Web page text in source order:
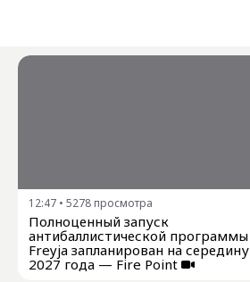
12:47 • 5278 просмотра
Полноценный запуск
антибаллистической программы
Freyja запланирован на середину
2027 года — Fire Point